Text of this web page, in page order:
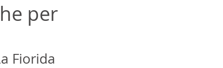
per
Fiorida